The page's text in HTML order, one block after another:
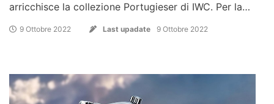
arricchisce la collezione Portugieser di IWC. Per la…
9 Ottobre 2022 Last upadate 9 Ottobre 2022